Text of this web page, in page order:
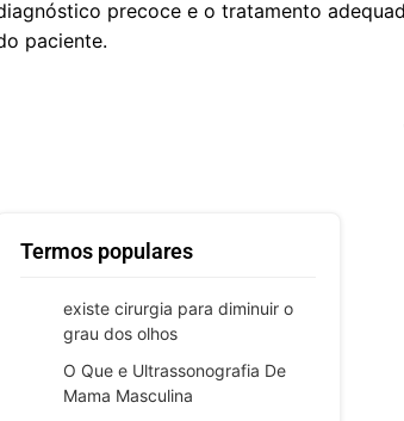
precoce e o tratamento
paciente.
Termos populares
existe cirurgia para diminuir o
grau dos olhos
O Que e Ultrassonografia De
Mama Masculina